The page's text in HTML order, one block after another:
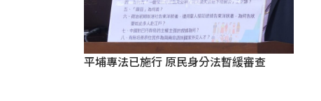
平埔專法已施行 原民身分法暫緩審查